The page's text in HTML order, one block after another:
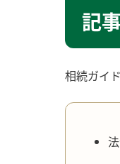
記
相続ガイ